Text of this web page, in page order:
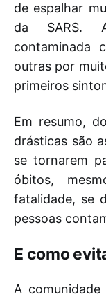
de espalhar
da SARS.
contaminada
outras por
primeiros
Em resumo,
drásticas são
se tornarem
óbitos,
fatalidade, se
pessoas
E como
A